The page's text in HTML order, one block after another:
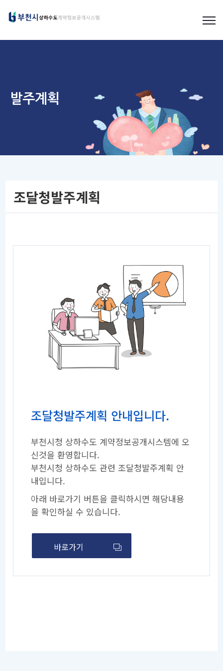
발주계획
조달청발주계획
조달청발주계획 안내입니다.
부천시청 상하수도 계약정보공개시스템에 오
신것을 환영합니다.
부천시청 상하수도 관련 조달청발주계획 안
내입니다.
아래 바로가기 버튼을 클릭하시면 해당내용
을 확인하실 수 있습니다.
바로가기